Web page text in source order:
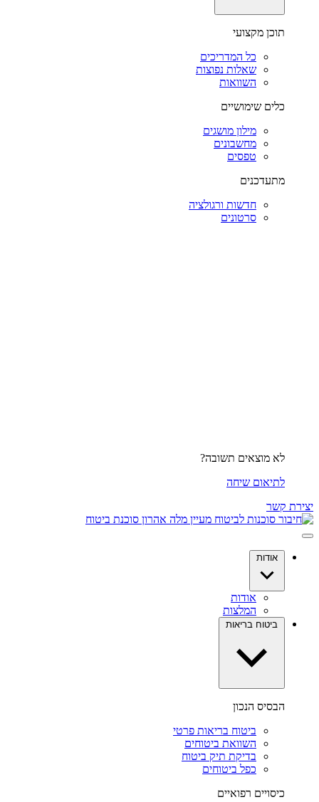
תוכן מקצועי
כל המדריכים
שאלות נפוצות
השוואות
כלים שימושיים
מילון מושגים
מחשבונים
טפסים
מתעדכנים
חדשות ורגולציה
סרטונים
לא מוצאים תשובה?
לתיאום שיחה
יצירת קשר
אודות
אודות
המלצות
ביטוח בריאות
הבסיס הנכון
ביטוח בריאות פרטי
השוואת ביטוחים
בדיקת תיק ביטוח
כפל ביטוחים
כיסויים רפואיים